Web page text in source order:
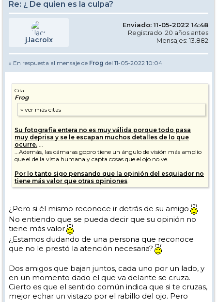
Re: ¿ De quien es la culpa?
j.lacroix
Enviado: 11-05-2022 14:48
Registrado: 20 años antes
Mensajes: 13.882
» En respuesta al mensaje de Frog del 11-05-2022 10:04
Cita
Frog
Su fotografía entera no es muy válida porque todo pasa
muy deprisa y se le escapan muchos detalles de lo que
ocurre.
...Además, las cámaras gopro tiene un ángulo de visión más amplio
que el de la vista humana y capta cosas que el ojo no ve.
Por lo tanto sigo pensando que la opinión del esquiador no
tiene más valor que otras opiniones
¿Pero si él mismo reconoce ir detrás de su amigo
No entiendo que se pueda decir que su opinión no
tiene más valor
¿Estamos dudando de una persona que reconoce
que no le prestó la atención necesaria?
Dos amigos que bajan juntos, cada uno por un lado, y
en un momento dado el que va delante se cruza.
Cierto es que el sentido común indica que si te cruzas,
mejor echar un vistazo por el rabillo del ojo. Pero